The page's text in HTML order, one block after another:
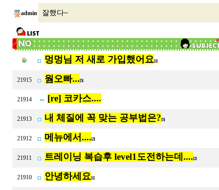
admin 잘했다~
멍멍님 저 새로 가입했어요[1]
21915 웜오빠... [5]
21914 [re] 코카스....
21913 내 체질에 꼭 맞는 공부법은? [5]
21912 메뉴에서.... [2]
21911 트레이닝 복습후 level1도전하는데.... [2]
21910 안녕하세요[1]